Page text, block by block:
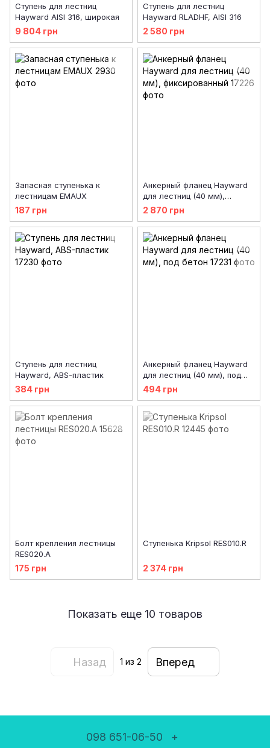
Ступень для лестниц
Hayward AISI 316, широкая
9 804 грн
Ступень для лестниц
Hayward RLADHF, AISI 316
2 580 грн
Запасная ступенька к
лестницам EMAUX
187 грн
Анкерный фланец Hayward
для лестниц (40 мм),
фиксированный
2 870 грн
Ступень для лестниц
Hayward, ABS-пластик
384 грн
Анкерный фланец Hayward
для лестниц (40 мм), под
бетон
494 грн
Болт крепления лестницы
RES020.A
175 грн
Ступенька Kripsol RES010.R
2 374 грн
Показать еще 10 товаров
Назад 1 из 2 Вперед
098 651-06-50 +